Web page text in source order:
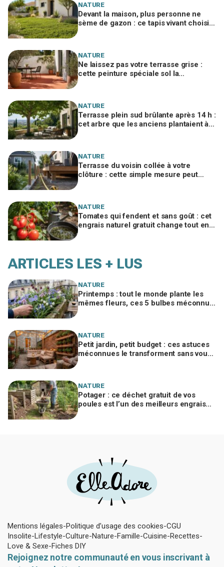
NATURE
Devant la maison, plus personne ne
sème de gazon : ce tapis vivant choisi
NATURE
Ne laissez pas votre terrasse grise :
cette peinture spéciale sol la
NATURE
Terrasse plein sud brûlante après 14 h :
cet arbre que les anciens plantaient à 3
NATURE
Terrasse du voisin collée à votre
clôture : cette simple mesure peut
NATURE
Tomates qui fendent et sans goût : cet
engrais naturel gratuit change tout en
ARTICLES LES + LUS
NATURE
Printemps : tout le monde plante les
mêmes fleurs, ces 5 bulbes méconnus
NATURE
Petit jardin, petit budget : ces astuces
méconnues le transforment sans vous
NATURE
Potager : ce déchet gratuit de vos
poules est l’un des meilleurs engrais
Mentions légales Politique d’usage des cookies CGU
Insolite Lifestyle Culture Nature Famille Cuisine Recettes
Love & Sexe Fiches DIY
Rejoignez notre communauté en vous inscrivant à